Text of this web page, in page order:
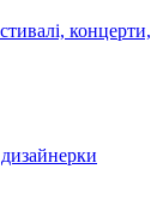
концерти,